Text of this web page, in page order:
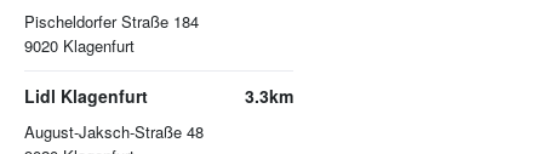
Pischeldorfer Straße 184
9020 Klagenfurt
Lidl Klagenfurt
August-Jaksch-Straße 48
3.3km